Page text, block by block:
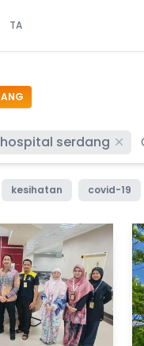
TA
hospital serdang
kesihatan covid-19